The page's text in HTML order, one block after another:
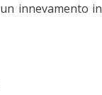
innevamento